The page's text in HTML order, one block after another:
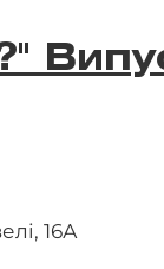
16А